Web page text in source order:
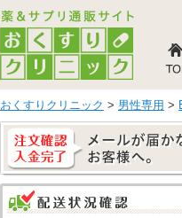
おくすりクリニック > 男性専用 >